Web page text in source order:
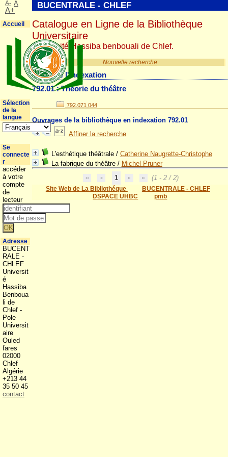
Nouvelle recherche
Détail de l'indexation
792.01 : Théorie du théâtre
792.071 044
Ouvrages de la bibliothèque en indexation 792.01
Affiner la recherche
L'esthétique théâtrale/ Catherine Naugrette-Christophe
La fabrique du théâtre/ Michel Pruner
1
(1 - 2 / 2)
Site Web de La Bibliothéque
BUCENTRALE - CHLEF
DSPACE UHBC
pmb
BUCENTRALE - CHLEF
Catalogue en Ligne de la Bibliothèque
Universitaire
Université Hassiba benbouali de Chlef.
A- A
A+
Accueil
Sélection
de la
langue
Se
connecte
r
accéder
à votre
compte
de
lecteur
Adresse
BUCENT
RALE -
CHLEF
Universit
é
Hassiba
Benboua
li de
Chlef -
Pole
Universit
aire
Ouled
fares
02000
Chlef
Algérie
+213 44
35 50 45
contact